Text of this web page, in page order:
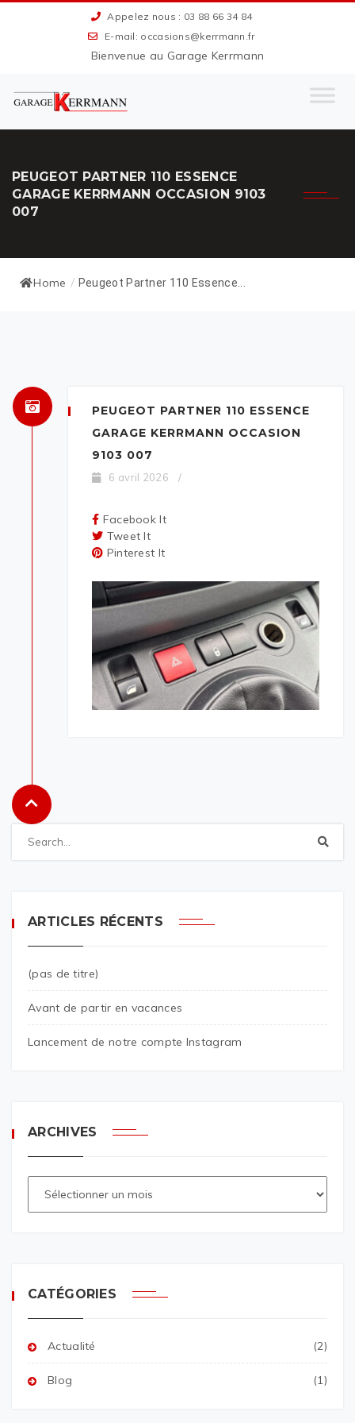
Appelez nous : 03 88 66 34 84
E-mail: occasions@kerrmann.fr
Bienvenue au Garage Kerrmann
PEUGEOT PARTNER 110 ESSENCE
GARAGE KERRMANN OCCASION 9103
007
Home / Peugeot Partner 110 Essence...
PEUGEOT PARTNER 110 ESSENCE
GARAGE KERRMANN OCCASION
9103 007
6 avril 2026 /
Facebook It
Tweet It
Pinterest It
ARTICLES RÉCENTS
(pas de titre)
Avant de partir en vacances
Lancement de notre compte Instagram
ARCHIVES
CATÉGORIES
Actualité (2)
Blog (1)